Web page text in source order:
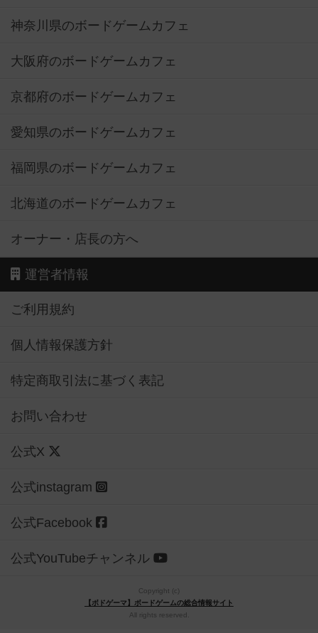
神奈川県のボードゲームカフェ
大阪府のボードゲームカフェ
京都府のボードゲームカフェ
愛知県のボードゲームカフェ
福岡県のボードゲームカフェ
北海道のボードゲームカフェ
オーナー・店長の方へ
運営者情報
ご利用規約
個人情報保護方針
特定商取引法に基づく表記
お問い合わせ
公式X
公式instagram
公式Facebook
公式YouTubeチャンネル
Copyright (c)
【ボドゲーマ】ボードゲームの総合情報サイト
All rights reserved.